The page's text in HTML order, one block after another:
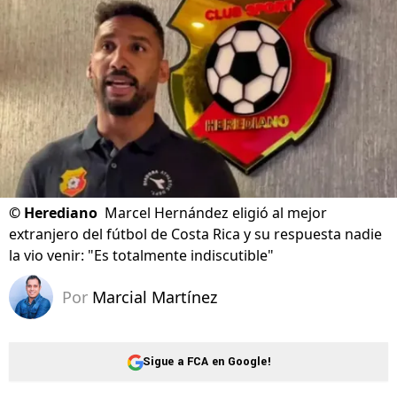
© Herediano Marcel Hernández eligió al mejor
extranjero del fútbol de Costa Rica y su respuesta nadie
la vio venir: "Es totalmente indiscutible"
Por Marcial Martínez
Sigue a FCA en Google!